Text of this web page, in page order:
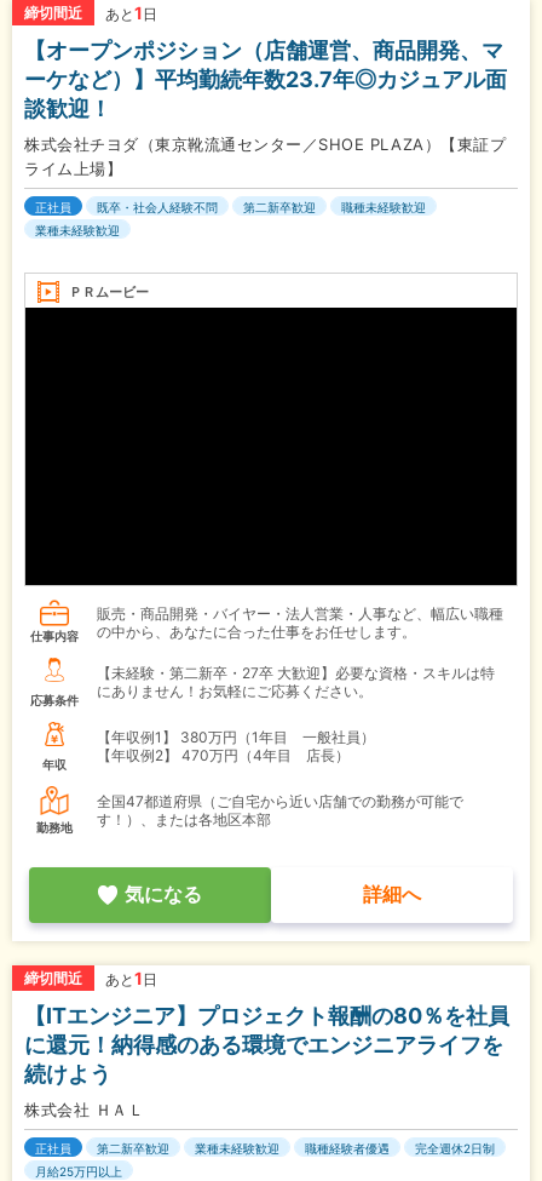
締切間近 あと 1 日
【オープンポジション（店舗運営、商品開発、マ
ーケなど）】平均勤続年数23.7年◎カジュアル面
談歓迎！
株式会社チヨダ（東京靴流通センター／SHOE PLAZA）【東証プ
ライム上場】
正社員 既卒・社会人経験不問 第二新卒歓迎
職種未経験歓迎
業種未経験歓迎
ＰＲムービー
仕事内容
販売・商品開発・バイヤー・法人営業・人事など、幅広い職種
の中から、あなたに合った仕事をお任せします。
応募条件
【未経験・第二新卒・27卒 大歓迎】必要な資格・スキルは特
にありません！お気軽にご応募ください。
年収
【年収例1】
380万円（1年目 一般社員）
【年収例2】
470万円（4年目 店長）
勤務地
全国47都道府県（ご自宅から近い店舗での勤務が可能で
す！）、または各地区本部
気になる 詳細へ
締切間近 あと 1 日
【ITエンジニア】プロジェクト報酬の80％を社員
に還元！納得感のある環境でエンジニアライフを
続けよう
株式会社 ＨＡＬ
正社員 第二新卒歓迎 業種未経験歓迎 職種経験者優遇
完全週休2日制
月給25万円以上